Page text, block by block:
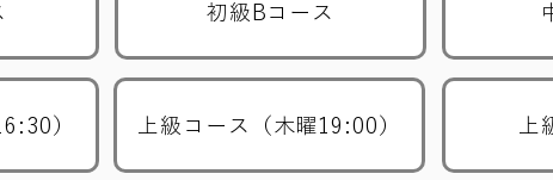
初級Bコース
） 上級コース（木曜19:00） 上